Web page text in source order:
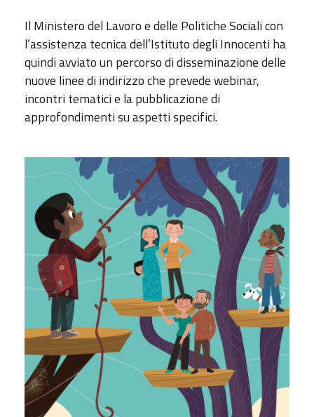
Il Ministero del Lavoro e delle Politiche Sociali con
l’assistenza tecnica dell’Istituto degli Innocenti ha
quindi avviato un percorso di disseminazione delle
nuove linee di indirizzo che prevede webinar,
incontri tematici e la pubblicazione di
approfondimenti su aspetti specifici.